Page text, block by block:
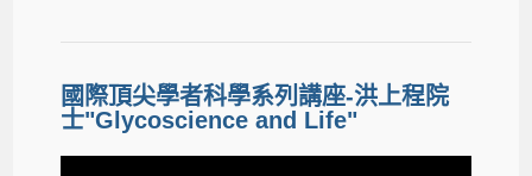
國際頂尖學者科學系列講座-洪上程院
士"Glycoscience and Life"